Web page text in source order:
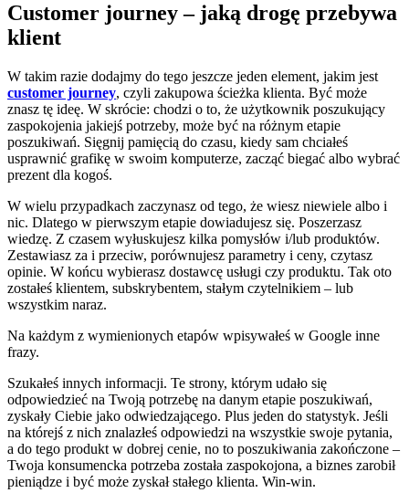
Customer journey – jaką drogę przebywa
klient
W takim razie dodajmy do tego jeszcze jeden element, jakim jest
customer journey, czyli zakupowa ścieżka klienta. Być może
znasz tę ideę. W skrócie: chodzi o to, że użytkownik poszukujący
zaspokojenia jakiejś potrzeby, może być na różnym etapie
poszukiwań. Sięgnij pamięcią do czasu, kiedy sam chciałeś
usprawnić grafikę w swoim komputerze, zacząć biegać albo wybrać
prezent dla kogoś.
W wielu przypadkach zaczynasz od tego, że wiesz niewiele albo i
nic. Dlatego w pierwszym etapie dowiadujesz się. Poszerzasz
wiedzę. Z czasem wyłuskujesz kilka pomysłów i/lub produktów.
Zestawiasz za i przeciw, porównujesz parametry i ceny, czytasz
opinie. W końcu wybierasz dostawcę usługi czy produktu. Tak oto
zostałeś klientem, subskrybentem, stałym czytelnikiem – lub
wszystkim naraz.
Na każdym z wymienionych etapów wpisywałeś w Google inne
frazy.
Szukałeś innych informacji. Te strony, którym udało się
odpowiedzieć na Twoją potrzebę na danym etapie poszukiwań,
zyskały Ciebie jako odwiedzającego. Plus jeden do statystyk. Jeśli
na którejś z nich znalazłeś odpowiedzi na wszystkie swoje pytania,
a do tego produkt w dobrej cenie, no to poszukiwania zakończone –
Twoja konsumencka potrzeba została zaspokojona, a biznes zarobił
pieniądze i być może zyskał stałego klienta. Win-win.